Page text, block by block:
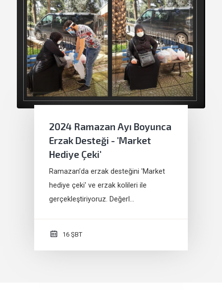
2024 Ramazan Ayı Boyunca
Erzak Desteği - 'Market
Hediye Çeki'
Ramazan’da erzak desteğini 'Market
hediye çeki' ve erzak kolileri ile
gerçekleştiriyoruz. Değerl…
16 ŞBT